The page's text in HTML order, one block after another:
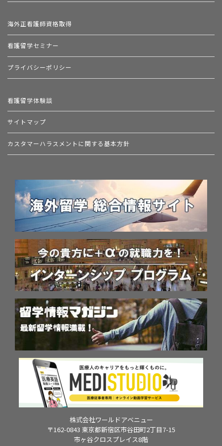
海外正看護師資格取得
看護留学セミナー
プライバシーポリシー
看護留学体験談
サイトマップ
カスタマーハラスメントに関する基本方針
株式会社ワールドアベニュー
〒162-0843 東京都新宿区市谷田町2丁目7-15
市ヶ谷クロスプレイス8階